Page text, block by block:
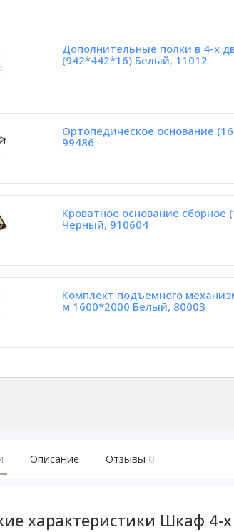
Дополнительные полки в 4-х
(942*442*16) Белый, 11012
Ортопедическое основание
99486
Кроватное основание сборное
Черный, 910604
Комплект подъемного
м 1600*2000 Белый, 80003
Описание Отзывы 0
характеристики Шкаф